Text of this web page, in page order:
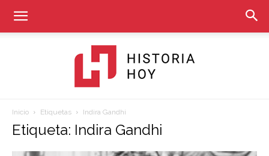
Inicio Etiquetas Indira Gandhi
Etiqueta: Indira Gandhi